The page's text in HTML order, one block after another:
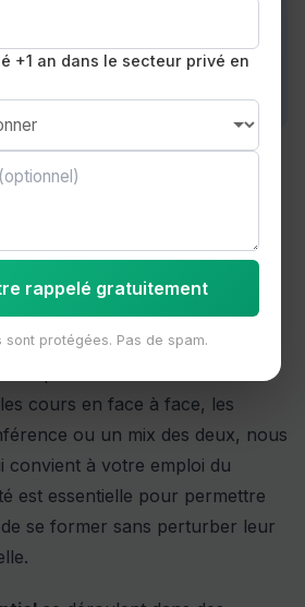
à un poste avec une
dans son entreprise.
de cours
à Ermont
aux contraintes de chaque
plusieurs formats de cours.
cours en face à face, les
ou un mix des deux, nous
convient à votre emploi du
est essentielle pour permettre
se former sans perturber leur
+1 an dans le secteur privé en
rappelé gratuitement
sont protégées. Pas de spam.